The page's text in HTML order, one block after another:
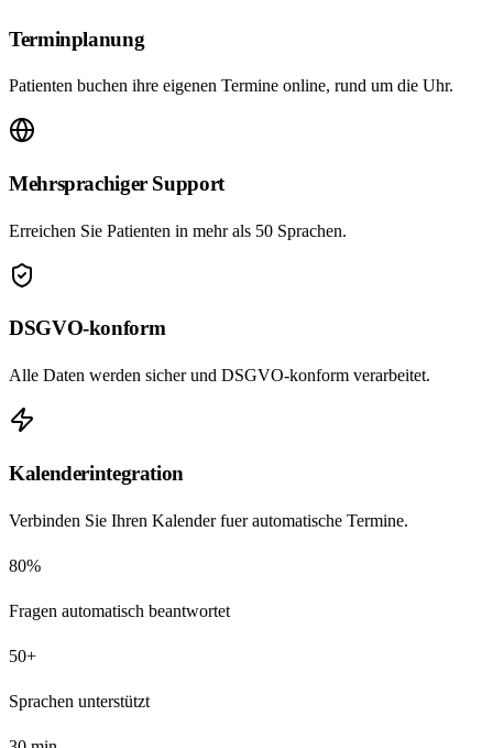
Terminplanung
Patienten buchen ihre eigenen Termine online, rund um die Uhr.
Mehrsprachiger Support
Erreichen Sie Patienten in mehr als 50 Sprachen.
DSGVO-konform
Alle Daten werden sicher und DSGVO-konform verarbeitet.
Kalenderintegration
Verbinden Sie Ihren Kalender fuer automatische Termine.
80%
Fragen automatisch beantwortet
50+
Sprachen unterstützt